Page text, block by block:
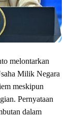
melontarkan
Milik Negara
meskipun
Pernyataan
dalam